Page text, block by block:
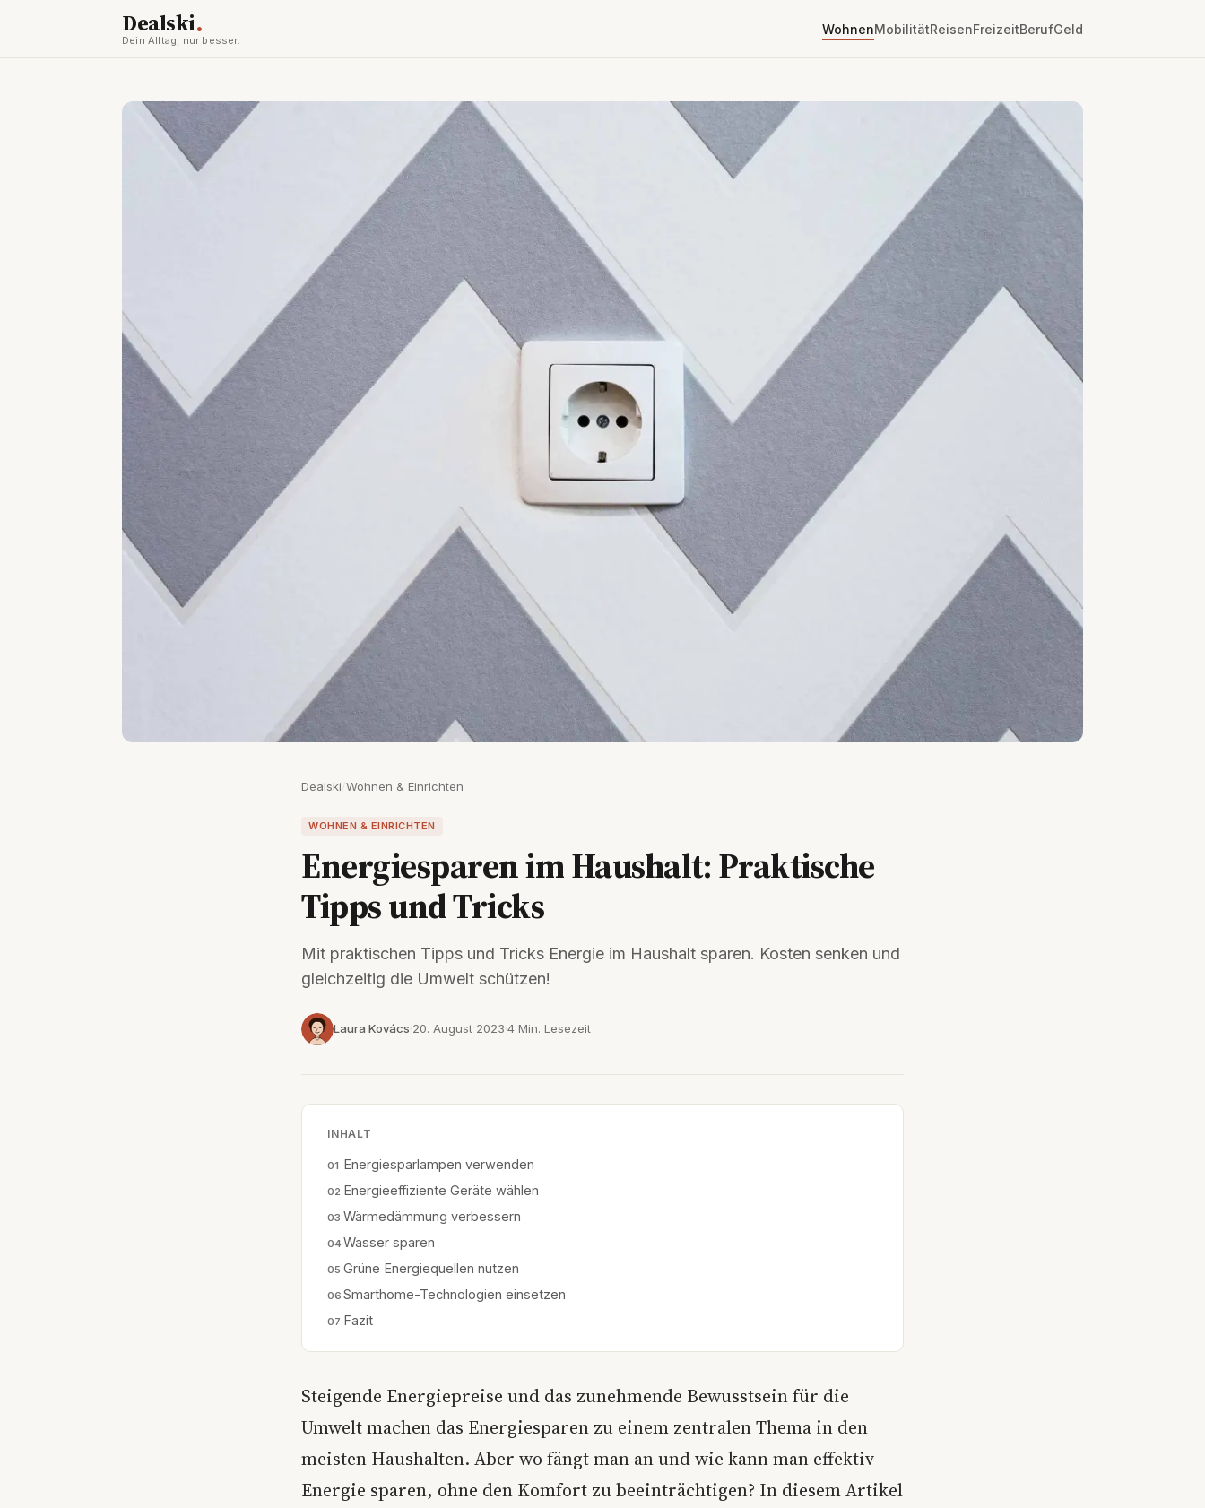
Dealski.
Dein Alltag, nur besser.
WohnenMobilitätReisenFreizeitBerufGeld
Dealski Wohnen & Einrichten
WOHNEN & EINRICHTEN
Energiesparen im Haushalt: Praktische
Tipps und Tricks
Mit praktischen Tipps und Tricks Energie im Haushalt sparen. Kosten senken und
gleichzeitig die Umwelt schützen!
Laura Kovács 20. August 2023 4 Min. Lesezeit
INHALT
Energiesparlampen verwenden
Energieeffiziente Geräte wählen
Wärmedämmung verbessern
Wasser sparen
Grüne Energiequellen nutzen
Smarthome-Technologien einsetzen
Fazit
Steigende Energiepreise und das zunehmende Bewusstsein für die
Umwelt machen das Energiesparen zu einem zentralen Thema in den
meisten Haushalten. Aber wo fängt man an und wie kann man effektiv
Energie sparen, ohne den Komfort zu beeinträchtigen? In diesem Artikel